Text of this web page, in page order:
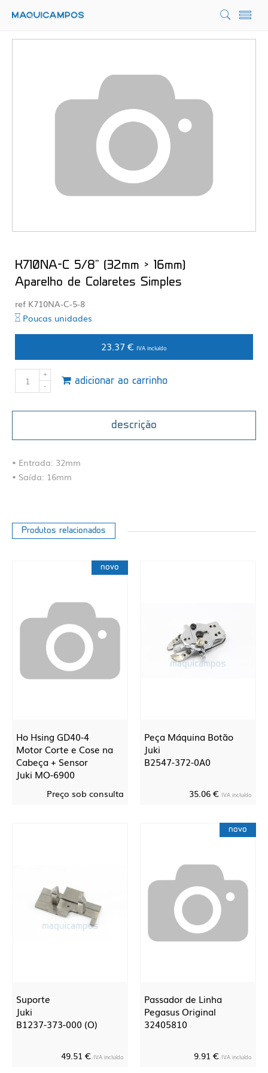
K710NA-C 5/8'' (32mm > 16mm)
Aparelho de Colaretes Simples
ref K710NA-C-5-8
Poucas unidades
23.37 € IVA incluído
adicionar ao carrinho
descrição
• Entrada: 32mm
• Saída: 16mm
Produtos relacionados
novo
Ho Hsing GD40-4
Motor Corte e Cose na
Cabeça + Sensor
Juki MO-6900
Preço sob consulta
Peça Máquina Botão
Juki
B2547-372-0A0
35.06 € IVA incluído
Suporte
Juki
B1237-373-000 (O)
49.51 € IVA incluído
novo
Passador de Linha
Pegasus Original
32405810
9.91 € IVA incluído